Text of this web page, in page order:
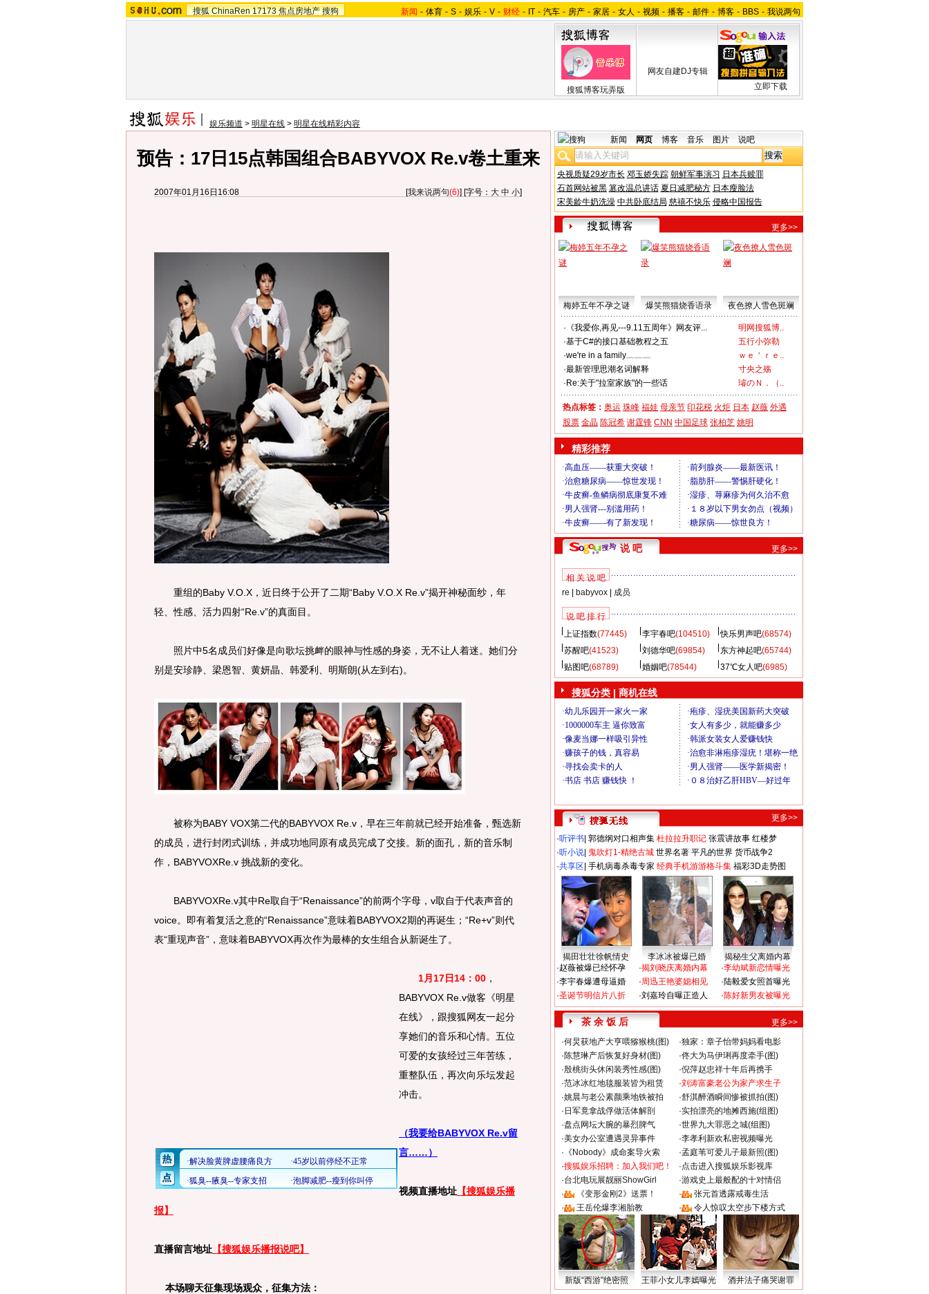
搜狐 ChinaRen 17173 焦点房地产 搜狗 新闻 - 体育 - S - 娱乐 - V - 财经 - IT - 汽车 - 房产 - 家居 - 女人 - 视频 - 播客 - 邮件 - 博客 - BBS - 我说两句
搜狐博客玩弄版
网友自建DJ专辑
立即下载
娱乐频道 > 明星在线 > 明星在线精彩内容
预告：17日15点韩国组合BABYVOX Re.v卷土重来
2007年01月16日16:08 [我来说两句(6)] [字号： 大 中 小]
重组的Baby V.O.X，近日终于公开了二期“Baby V.O.X Re.v”揭开神秘面纱，年
轻、性感、活力四射“Re.v”的真面目。
照片中5名成员们好像是向歌坛挑衅的眼神与性感的身姿，无不让人着迷。她们分
别是安珍静、梁恩智、黄妍晶、韩爱利、明斯朗(从左到右)。
被称为BABY VOX第二代的BABYVOX Re.v，早在三年前就已经开始准备，甄选新
的成员，进行封闭式训练，并成功地同原有成员完成了交接。新的面孔，新的音乐制
作，BABYVOXRe.v 挑战新的变化。
BABYVOXRe.v其中Re取自于“Renaissance”的前两个字母，v取自于代表声音的
voice。即有着复活之意的“Renaissance”意味着BABYVOX2期的再诞生；“Re+v”则代
表“重现声音”，意味着BABYVOX再次作为最棒的女生组合从新诞生了。
1月17日14：00 ，
BABYVOX Re.v做客《明星
在线》，跟搜狐网友一起分
享她们的音乐和心情。五位
可爱的女孩经过三年苦练，
重整队伍，再次向乐坛发起
冲击。
（我要给BABYVOX Re.v留
言……）
视频直播地址 【搜狐娱乐播
报】
直播留言地址 【搜狐娱乐播报说吧】
本场聊天征集现场观众，征集方法：
新闻 网页 博客 音乐 图片 说吧
央视质疑29岁市长 邓玉娇失踪 朝鲜军事演习 日本兵赎罪
石首网站被黑 篡改温总讲话 夏日减肥秘方 日本瘦脸法
宋美龄牛奶洗澡 中共卧底结局 慈禧不快乐 侵略中国报告
更多>>
梅婷五年不孕之谜 爆笑熊猫烧香语录 夜色撩人雪色斑斓
· 《我爱你,再见---9.11五周年》网友评...
明网搜狐博..
·基于C#的接口基础教程之五
五行小弥勒
·we're in a family﹏﹏﹏
ｗｅ＇ｒｅ..
·最新管理思潮名词解释
寸央之殇
· Re:关于"拉室家族"的一些话 璿のＮ．（..
热点标签： 奥运 珠峰 福娃 母亲节 印花税 火炬 日本 赵薇 外遇
股票 金晶 陈冠希 谢霆锋 CNN 中国足球 张柏芝 姚明
精彩推荐
说 吧 更多>>
相 关 说 吧
re
babyvox| 成员
说 吧 排 行
上证指数(77445) 李宇春吧(104510) 快乐男声吧(68574)
苏醒吧(41523) 刘德华吧(69854) 东方神起吧(65744)
贴图吧(68789) 婚姻吧(78544) 37℃女人吧(6985)
搜狐分类 | 商机在线
更多>>
·听评书 郭德纲对口相声集 杜拉拉升职记 张震讲故事 红楼梦
·听小说 鬼吹灯1-精绝古城 世界名著 平凡的世界 货币战争2
·共享区 手机病毒杀毒专家 经典手机游游格斗集 福彩3D走势图
揭田壮壮徐帆情史 李冰冰被爆已婚
揭秘生父离婚内幕
·赵薇被爆已经怀孕
·李宇春爆遭母逼婚
·圣诞节明信片八折
·揭刘晓庆离婚内幕
·周迅王艳婆媳相见
·刘嘉玲自曝正造人
·李幼斌新恋情曝光
·陆毅爱女照首曝光
·陈好新男友被曝光
茶 余 饭 后
更多>>
·何炅获地产大亨喂猕猴桃(图) ·独家：章子怡带妈妈看电影
·陈慧琳产后恢复好身材(图) ·佟大为马伊琍再度牵手(图)
·殷桃街头休闲装秀性感(图) ·倪萍赵忠祥十年后再携手
·范冰冰红地毯服装皆为租赁 ·刘涛富豪老公为家产求生子
·姚晨与老公素颜乘地铁被拍 ·舒淇醉酒瞬间惨被抓拍(图)
· 日军竟拿战俘做活体解剖 ·实拍漂亮的地摊西施(组图)
·盘点网坛大腕的暴烈脾气 ·世界九大罪恶之城(组图)
·美女办公室遭遇灵异事件 ·李孝利新欢私密视频曝光
· 《Nobody》成命案导火索 ·孟庭苇可爱儿子最新照(图)
·搜狐娱乐招聘：加入我们吧！ ·点击进入搜狐娱乐影视库
·台北电玩展靓丽ShowGirl ·游戏史上最般配的十对情侣
·
《变形金刚2》送票！ ·
张元首透露戒毒生活
·
王岳伦爆李湘胎教 · 令人惊叹太空步下楼方式
新版“西游”绝密照 王菲小女儿李嫣曝光 酒井法子痛哭谢罪